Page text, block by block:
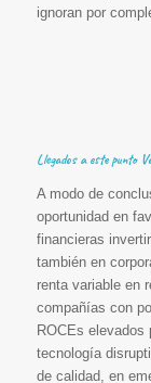
ignoran por
Llegados a este punto
A modo de
oportunidad en
financieras
también en
renta variable en
compañías con
ROCEs
tecnología
de calidad, en